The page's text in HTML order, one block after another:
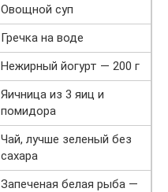
Овощной суп
Гречка на воде
Нежирный йогурт — 200 г
Яичница из 3 яиц и
помидора
Чай, лучше зеленый без
сахара
Запеченая белая рыба —